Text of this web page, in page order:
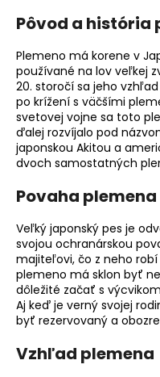
Pôvod a história
Plemeno má korene v
používané na lov veľkej
20. storočí sa jeho
po krížení s väčšími
svetovej vojne sa toto
ďalej rozvíjalo pod
japonskou Akitou a
dvoch samostatných
Povaha plemena
Veľký japonský pes je
svojou ochranárskou
majiteľovi, čo z neho
plemeno má sklon byť
dôležité začať s
Aj keď je verný svojej
byť rezervovaný a
Vzhľad plemena
O
d
p
o
r
ú
č
a
m
e